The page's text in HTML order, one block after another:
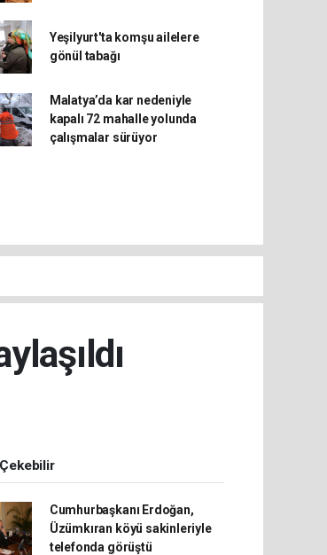
Yeşilyurt'ta komşu ailelere
gönül tabağı
Malatya’da kar nedeniyle
kapalı 72 mahalle yolunda
çalışmalar sürüyor
Cumhurbaşkanı Erdoğan,
Üzümkıran köyü sakinleriyle
telefonda görüştü